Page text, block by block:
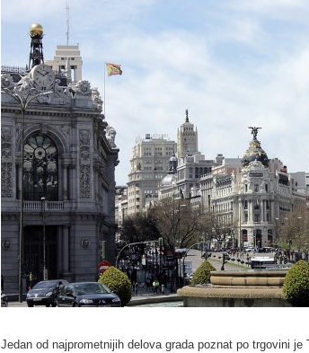
Jedan od najprometnijih delova grada poznat po trgovini je